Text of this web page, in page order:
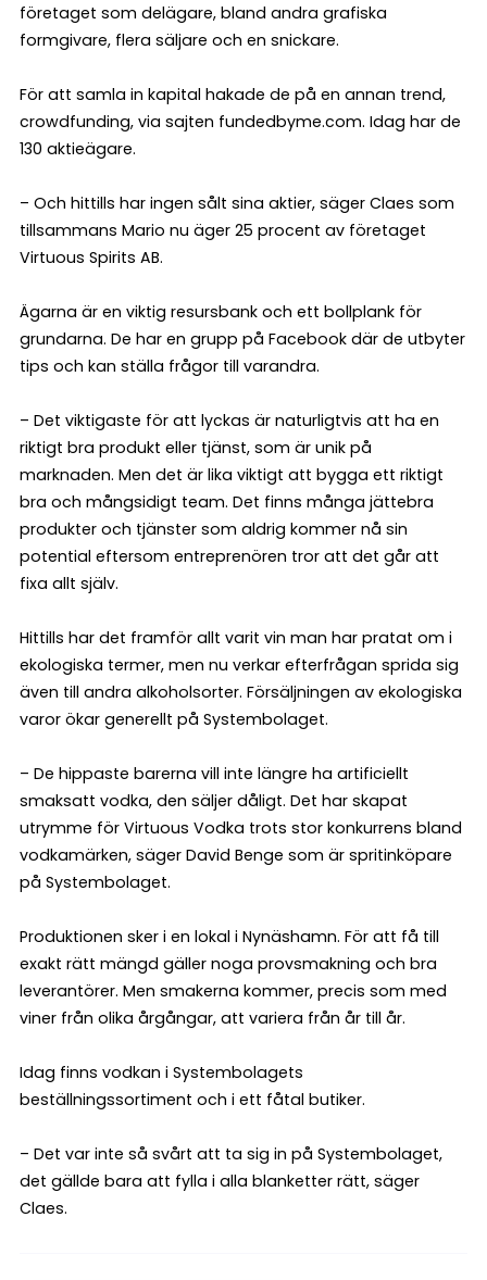
företaget som delägare, bland andra grafiska
formgivare, flera säljare och en snickare.
För att samla in kapital hakade de på en annan trend,
crowdfunding, via sajten fundedbyme.com. Idag har de
130 aktieägare.
– Och hittills har ingen sålt sina aktier, säger Claes som
tillsammans Mario nu äger 25 procent av företaget
Virtuous Spirits AB.
Ägarna är en viktig resursbank och ett bollplank för
grundarna. De har en grupp på Facebook där de utbyter
tips och kan ställa frågor till varandra.
– Det viktigaste för att lyckas är naturligtvis att ha en
riktigt bra produkt eller tjänst, som är unik på
marknaden. Men det är lika viktigt att bygga ett riktigt
bra och mångsidigt team. Det finns många jättebra
produkter och tjänster som aldrig kommer nå sin
potential eftersom entreprenören tror att det går att
fixa allt själv.
Hittills har det framför allt varit vin man har pratat om i
ekologiska termer, men nu verkar efterfrågan sprida sig
även till andra alkoholsorter. Försäljningen av ekologiska
varor ökar generellt på Systembolaget.
– De hippaste barerna vill inte längre ha artificiellt
smaksatt vodka, den säljer dåligt. Det har skapat
utrymme för Virtuous Vodka trots stor konkurrens bland
vodkamärken, säger David Benge som är spritinköpare
på Systembolaget.
Produktionen sker i en lokal i Nynäshamn. För att få till
exakt rätt mängd gäller noga provsmakning och bra
leverantörer. Men smakerna kommer, precis som med
viner från olika årgångar, att variera från år till år.
Idag finns vodkan i Systembolagets
beställningssortiment och i ett fåtal butiker.
– Det var inte så svårt att ta sig in på Systembolaget,
det gällde bara att fylla i alla blanketter rätt, säger
Claes.